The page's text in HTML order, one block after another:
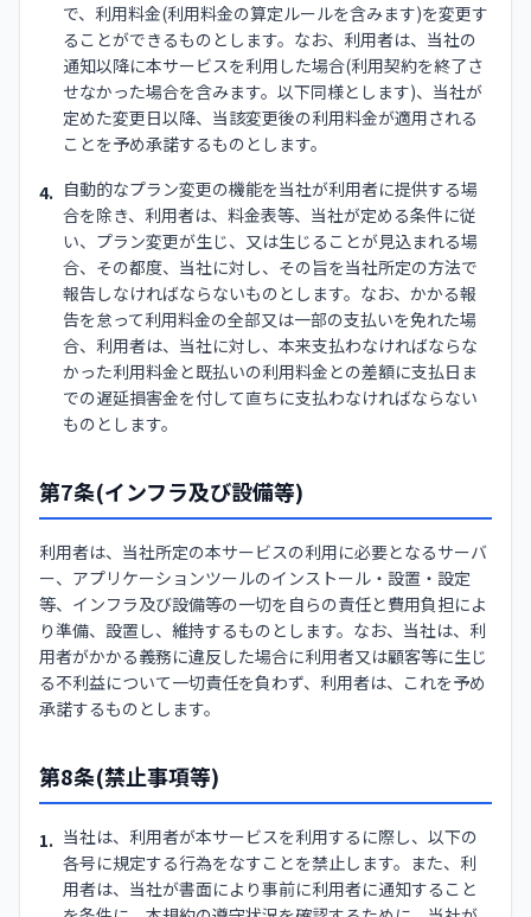
で、利用料金(利用料金の算定ルールを含みます)を変更す
ることができるものとします。なお、利用者は、当社の
通知以降に本サービスを利用した場合(利用契約を終了さ
せなかった場合を含みます。以下同様とします)、当社が
定めた変更日以降、当該変更後の利用料金が適用される
ことを予め承諾するものとします。
4. 自動的なプラン変更の機能を当社が利用者に提供する場
合を除き、利用者は、料金表等、当社が定める条件に従
い、プラン変更が生じ、又は生じることが見込まれる場
合、その都度、当社に対し、その旨を当社所定の方法で
報告しなければならないものとします。なお、かかる報
告を怠って利用料金の全部又は一部の支払いを免れた場
合、利用者は、当社に対し、本来支払わなければならな
かった利用料金と既払いの利用料金との差額に支払日ま
での遅延損害金を付して直ちに支払わなければならない
ものとします。
第7条(インフラ及び設備等)
利用者は、当社所定の本サービスの利用に必要となるサーバ
ー、アプリケーションツールのインストール・設置・設定
等、インフラ及び設備等の一切を自らの責任と費用負担によ
り準備、設置し、維持するものとします。なお、当社は、利
用者がかかる義務に違反した場合に利用者又は顧客等に生じ
る不利益について一切責任を負わず、利用者は、これを予め
承諾するものとします。
第8条(禁止事項等)
1. 当社は、利用者が本サービスを利用するに際し、以下の
各号に規定する行為をなすことを禁止します。また、利
用者は、当社が書面により事前に利用者に通知すること